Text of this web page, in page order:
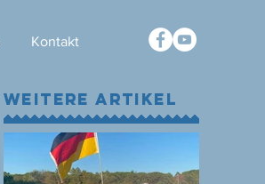
Kontakt
WEITERE ARTIKEL